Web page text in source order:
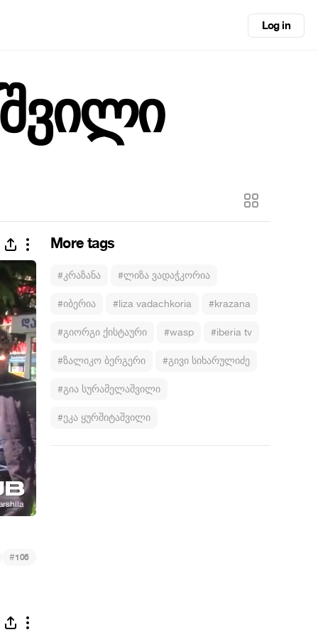
Log in
More tags
#კრაზანა #ლიზა ვადაჭკორია
#იბერია #liza vadachkoria #krazana
#გიორგი ქისტაური #wasp #iberia tv
#ზალიკო ბერგერი #გივი სიხარულიძე
#გია სურამელაშვილი
#ეკა ყურშიტაშვილი
#106